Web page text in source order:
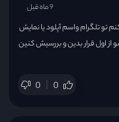
تلگرام واسم آپلود یا نمایش
از اول قرار بدین و بررسیش کنین
0 0
9 ماه قبل